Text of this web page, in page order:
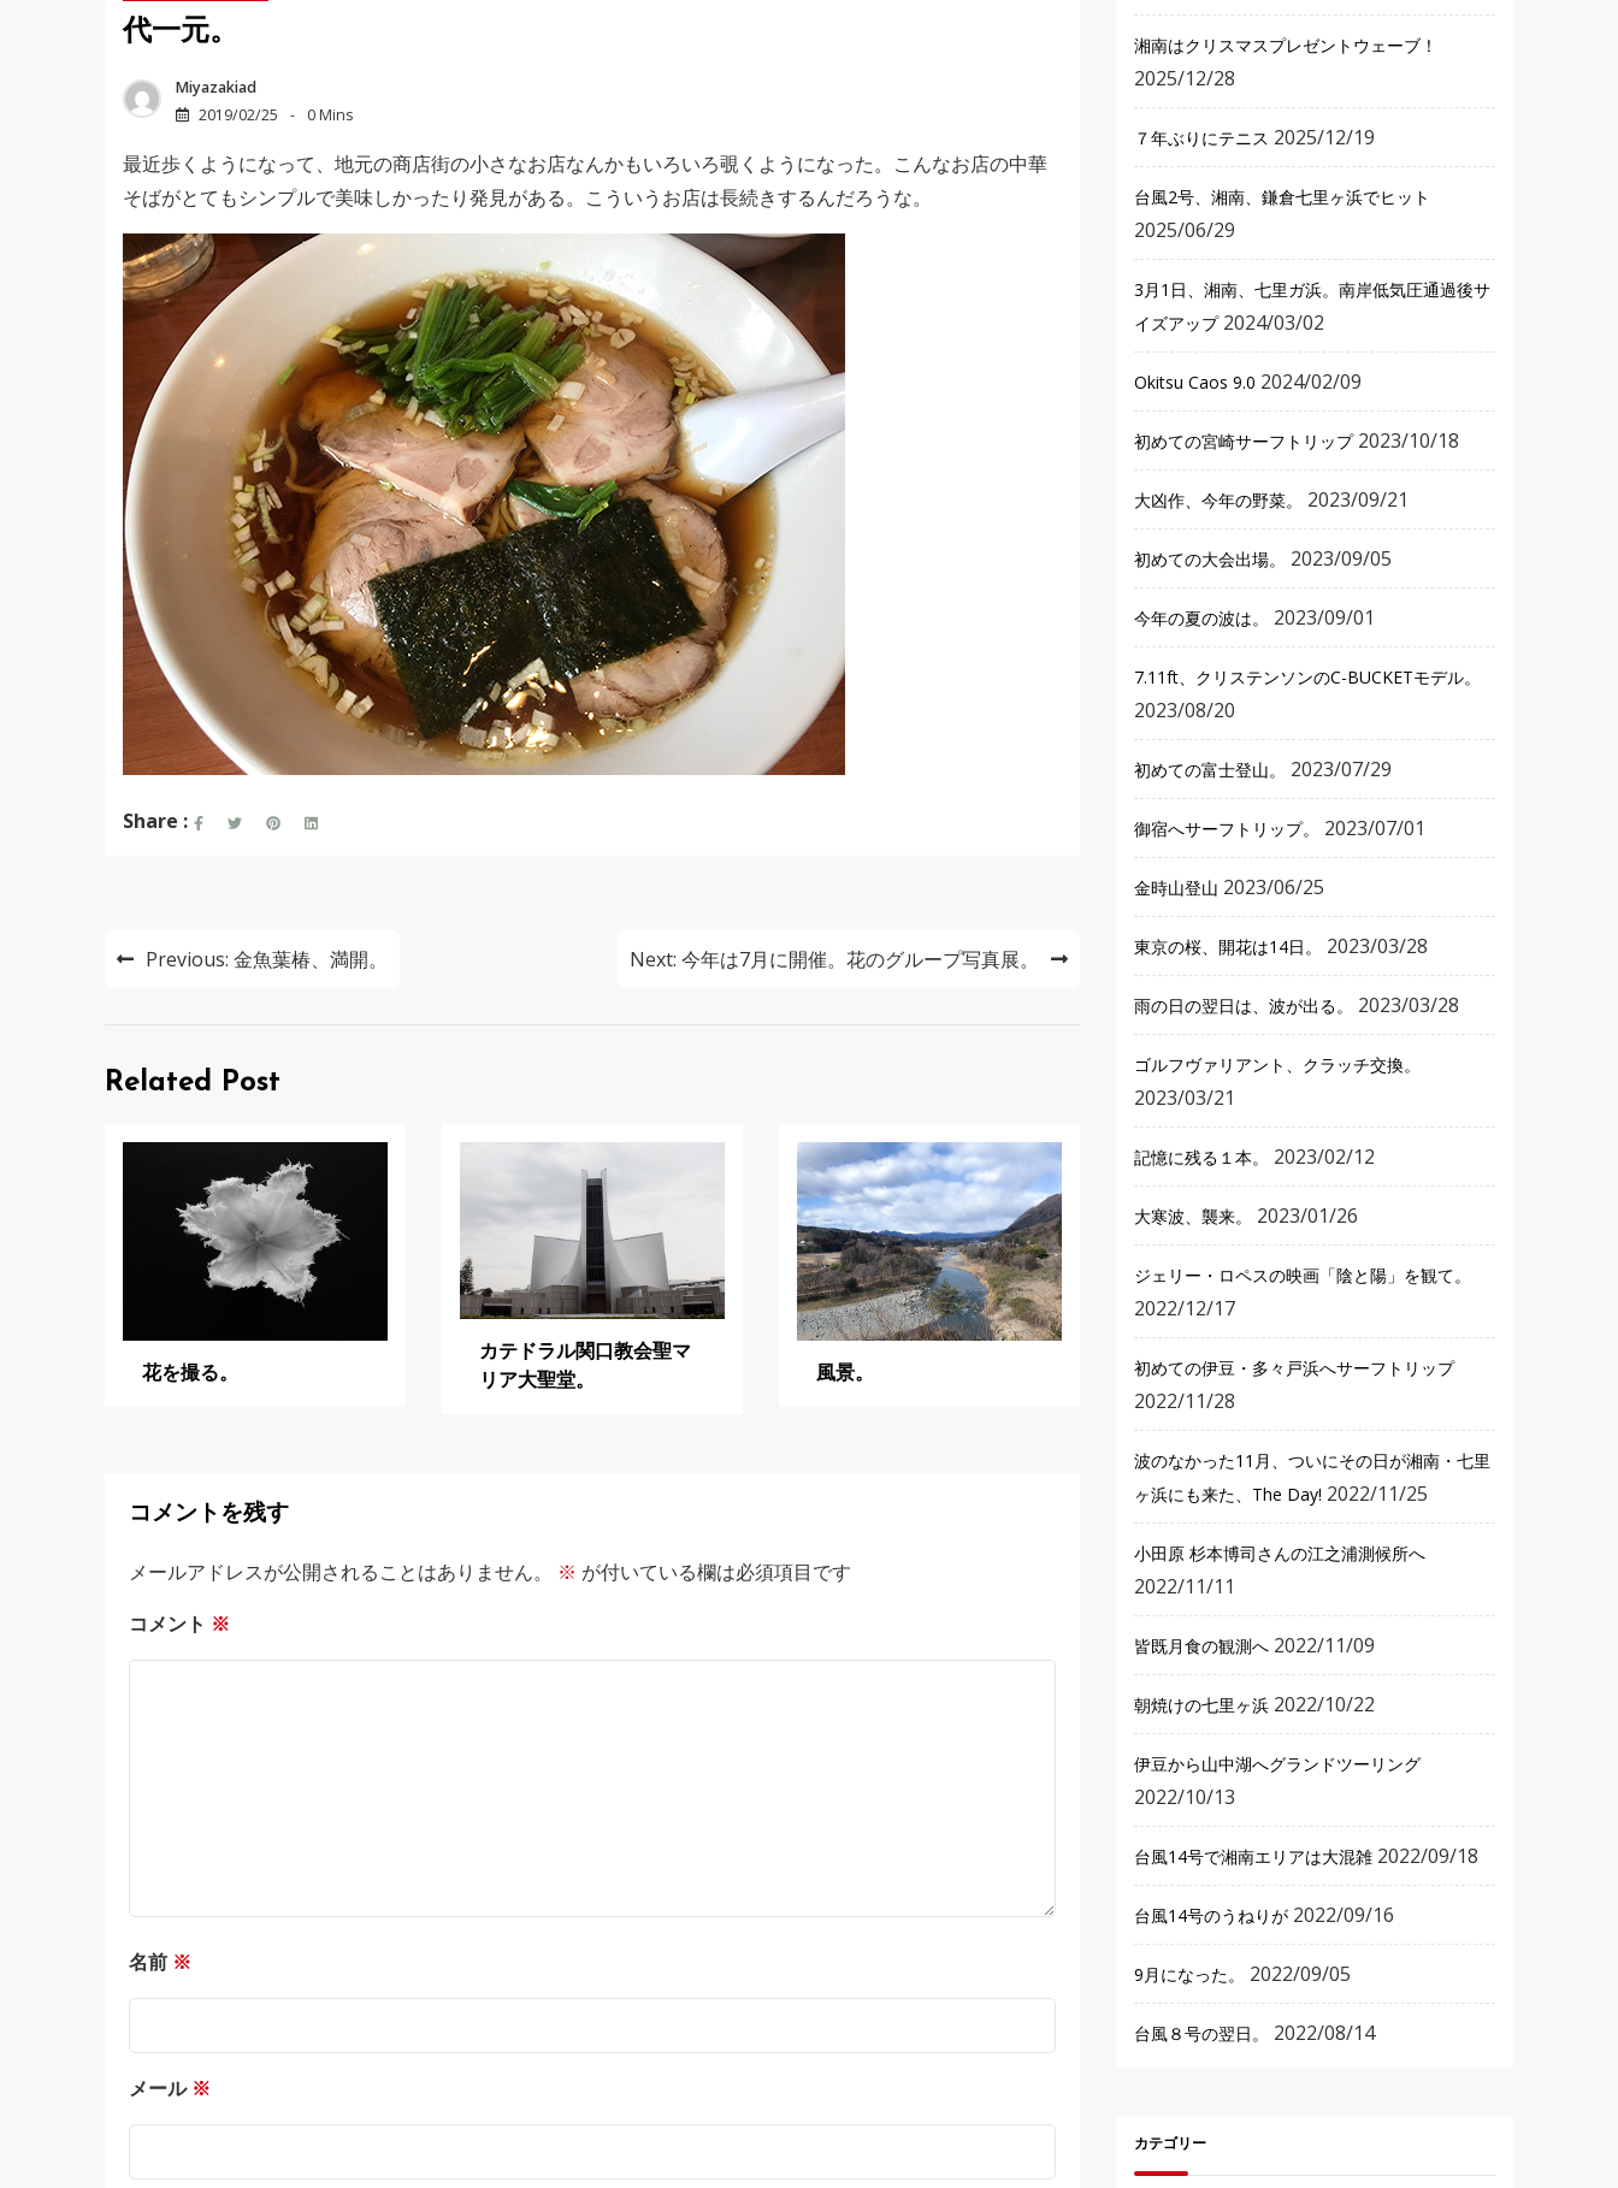
代一元。
Miyazakiad
2019/02/25
0 Mins
最近歩くようになって、地元の商店街の小さなお店なんかもいろいろ覗くようになった。こんなお店の中華
そばがとてもシンプルで美味しかったり発見がある。こういうお店は長続きするんだろうな。
Share :
投
ビ
Previous: 金魚葉椿、満開。 Next: 今年は7月に開催。花のグループ写真展。
Related Post
花を撮る。
カテドラル関口教会聖マ
リア大聖堂。
風景。
コメントを残す
メールアドレスが公開されることはありません。 ※ が付いている欄は必須項目です
コメント ※
名前 ※
メール ※
湘南はクリスマスプレゼントウェーブ！
2025/12/28
７年ぶりにテニス 2025/12/19
台風2号、湘南、鎌倉七里ヶ浜でヒット
2025/06/29
3月1日、湘南、七里ガ浜。南岸低気圧通過後サ
イズアップ 2024/03/02
Okitsu Caos 9.0 2024/02/09
初めての宮崎サーフトリップ 2023/10/18
大凶作、今年の野菜。 2023/09/21
初めての大会出場。 2023/09/05
今年の夏の波は。 2023/09/01
7.11ft、クリステンソンのC-BUCKETモデル。
2023/08/20
初めての富士登山。 2023/07/29
御宿へサーフトリップ。 2023/07/01
金時山登山 2023/06/25
東京の桜、開花は14日。 2023/03/28
雨の日の翌日は、波が出る。 2023/03/28
ゴルフヴァリアント、クラッチ交換。
2023/03/21
記憶に残る１本。 2023/02/12
大寒波、襲来。 2023/01/26
ジェリー・ロペスの映画「陰と陽」を観て。
2022/12/17
初めての伊豆・多々戸浜へサーフトリップ
2022/11/28
波のなかった11月、ついにその日が湘南・七里
ヶ浜にも来た、The Day! 2022/11/25
小田原 杉本博司さんの江之浦測候所へ
2022/11/11
皆既月食の観測へ 2022/11/09
朝焼けの七里ヶ浜 2022/10/22
伊豆から山中湖へグランドツーリング
2022/10/13
台風14号で湘南エリアは大混雑 2022/09/18
台風14号のうねりが 2022/09/16
9月になった。 2022/09/05
台風８号の翌日。 2022/08/14
カテゴリー